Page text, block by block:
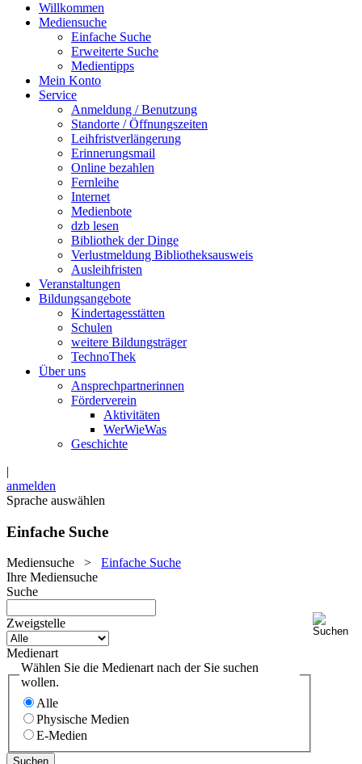
Willkommen
Mediensuche
Einfache Suche
Erweiterte Suche
Medientipps
Mein Konto
Service
Anmeldung / Benutzung
Standorte / Öffnungszeiten
Leihfristverlängerung
Erinnerungsmail
Online bezahlen
Fernleihe
Internet
Medienbote
dzb lesen
Bibliothek der Dinge
Verlustmeldung Bibliotheksausweis
Ausleihfristen
Veranstaltungen
Bildungsangebote
Kindertagesstätten
Schulen
weitere Bildungsträger
TechnoThek
Über uns
Ansprechpartnerinnen
Förderverein
Aktivitäten
WerWieWas
Geschichte
|
anmelden
Sprache auswählen
Einfache Suche
Mediensuche > Einfache Suche
Ihre Mediensuche
Suche
Zweigstelle
Medienart
Wählen Sie die Medienart nach der Sie suchen
wollen.
Alle
Physische Medien
E-Medien